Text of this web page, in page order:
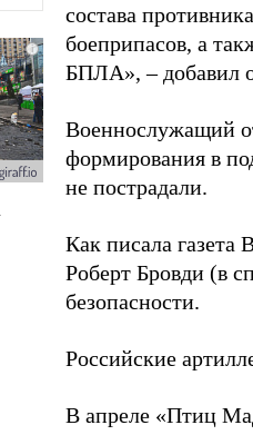
состава
боеприпасов, а
БПЛА», – добавил
Военнослужащий
формирования в
не пострадали.
Как писала
Роберт Бровди (в
безопасности.
Российские
В апреле «Птиц